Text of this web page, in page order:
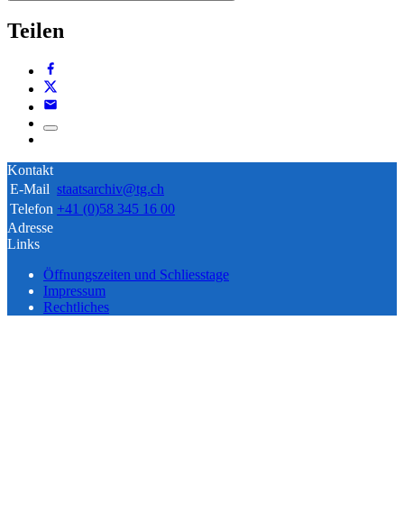
Teilen
Kontakt
E-Mail staatsarchiv@tg.ch
Telefon +41 (0)58 345 16 00
Adresse
Links
Öffnungszeiten und Schliesstage
Impressum
Rechtliches